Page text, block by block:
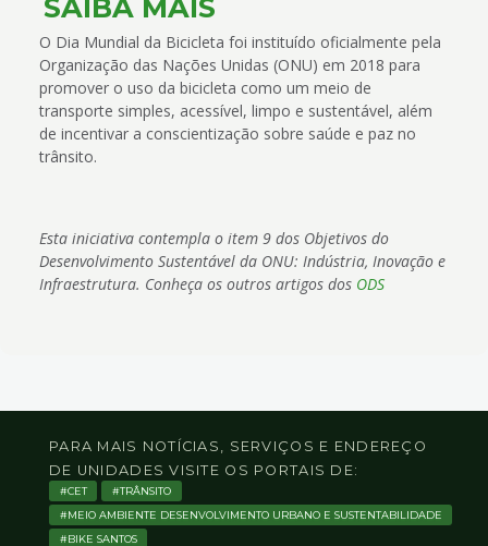
O Dia Mundial da Bicicleta foi instituído oficialmente pela
Organização das Nações Unidas (ONU) em 2018 para
promover o uso da bicicleta como um meio de
transporte simples, acessível, limpo e sustentável, além
de incentivar a conscientização sobre saúde e paz no
trânsito.
Esta iniciativa contempla o item 9 dos Objetivos do
Desenvolvimento Sustentável da ONU: Indústria, Inovação e
Infraestrutura. Conheça os outros artigos dos ODS
PARA MAIS NOTÍCIAS, SERVIÇOS E ENDEREÇO
DE UNIDADES VISITE OS PORTAIS DE:
CET
TRÂNSITO
MEIO AMBIENTE DESENVOLVIMENTO URBANO E SUSTENTABILIDADE
BIKE SANTOS